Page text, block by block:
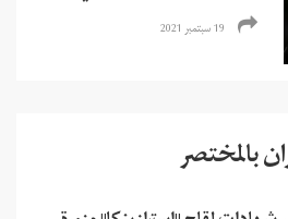
19 سبتمبر 2021
بالمختصر